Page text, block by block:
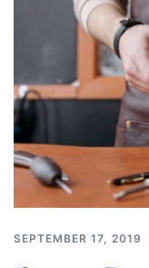
SEPTEMBER 17, 2019